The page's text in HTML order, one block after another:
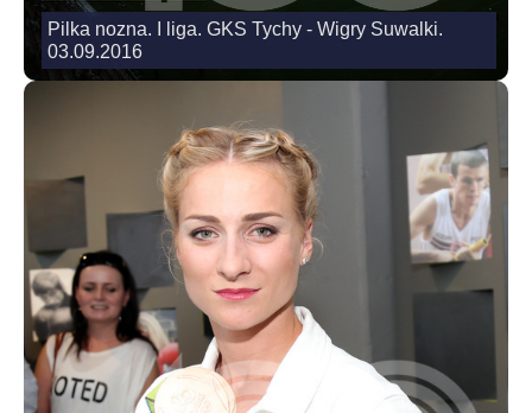
Pilka nozna. I liga. GKS Tychy - Wigry Suwalki.
03.09.2016